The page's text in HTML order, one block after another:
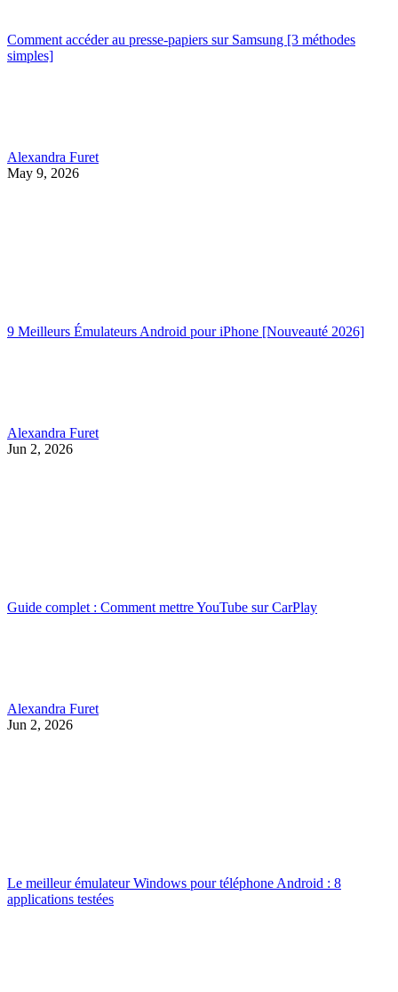
Comment accéder au presse-papiers sur Samsung [3 méthodes
simples]
Alexandra Furet
May 9, 2026
9 Meilleurs Émulateurs Android pour iPhone [Nouveauté 2026]
Alexandra Furet
Jun 2, 2026
Guide complet : Comment mettre YouTube sur CarPlay
Alexandra Furet
Jun 2, 2026
Le meilleur émulateur Windows pour téléphone Android : 8
applications testées